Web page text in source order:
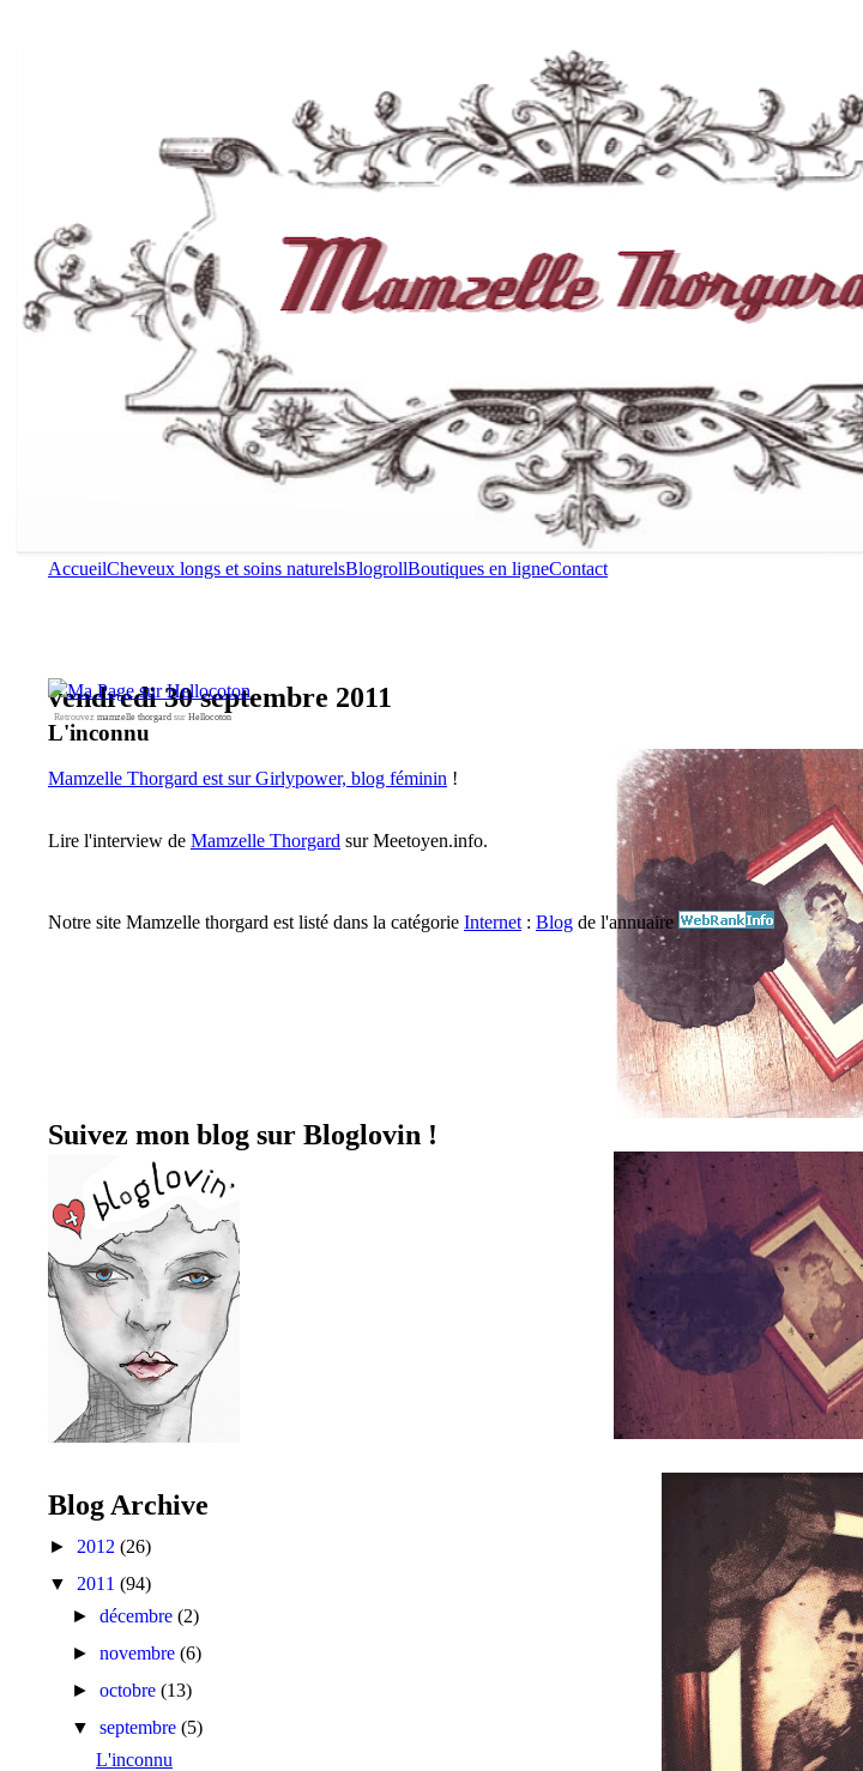
AccueilCheveux longs et soins naturelsBlogrollBoutiques en ligneContact
vendredi 30 septembre 2011
L'inconnu
Retrouvez mamzelle thorgard sur Hellocoton
Mamzelle Thorgard est sur Girlypower, blog féminin !
Lire l'interview de Mamzelle Thorgard sur Meetoyen.info.
Notre site Mamzelle thorgard est listé dans la catégorie Internet : Blog de l'annuaire
Suivez mon blog sur Bloglovin !
Blog Archive
► 2012 (26)
▼
2011 (94)
►décembre (2)
►novembre (6)
►octobre (13)
▼
septembre (5)
L'inconnu